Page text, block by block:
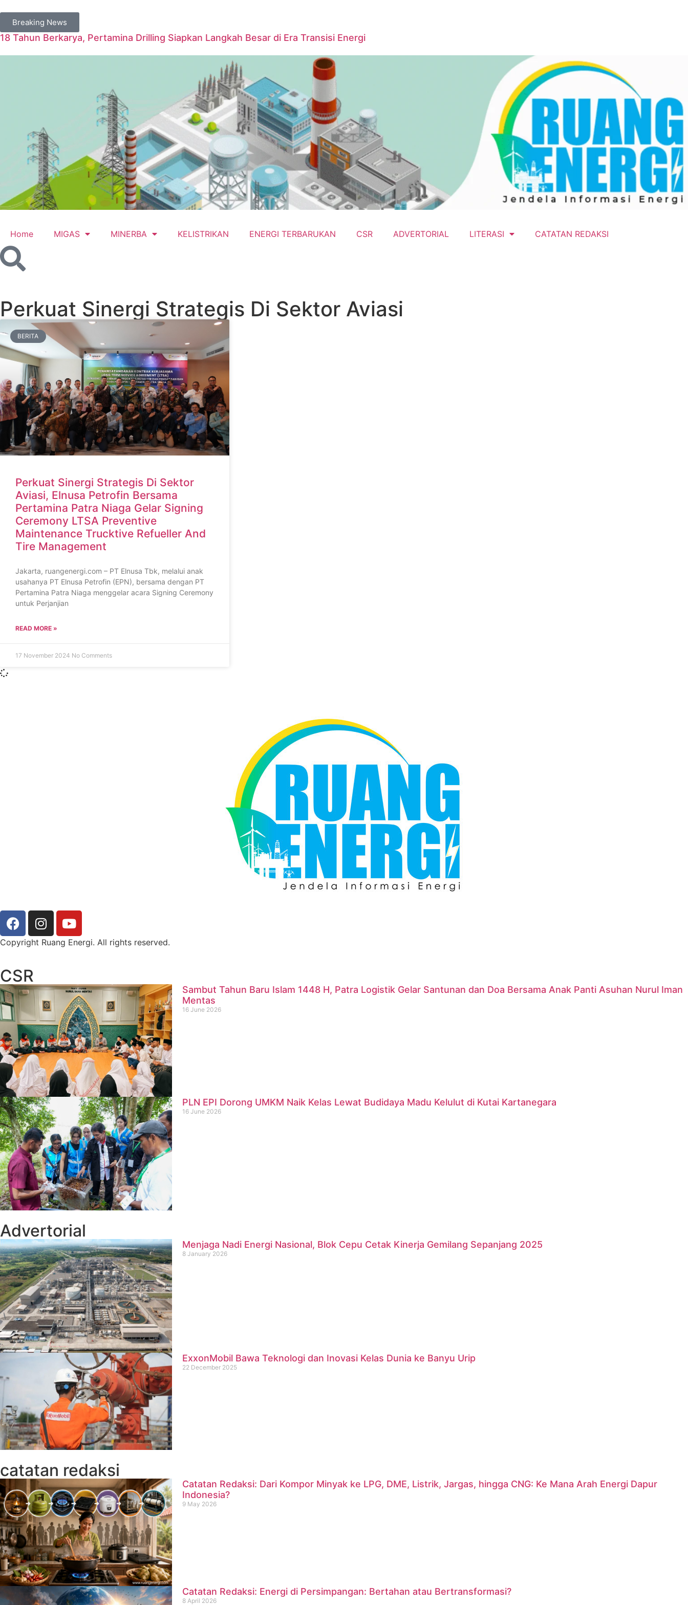
Breaking News
18 Tahun Berkarya, Pertamina Drilling Siapkan Langkah Besar di Era Transisi Energi
Home MIGAS MINERBA KELISTRIKAN ENERGI TERBARUKAN CSR ADVERTORIAL LITERASI CATATAN REDAKSI
Perkuat Sinergi Strategis Di Sektor Aviasi
BERITA
Perkuat Sinergi Strategis Di Sektor
Aviasi, Elnusa Petrofin Bersama
Pertamina Patra Niaga Gelar Signing
Ceremony LTSA Preventive
Maintenance Trucktive Refueller And
Tire Management
Jakarta, ruangenergi.com – PT Elnusa Tbk, melalui anak
usahanya PT Elnusa Petrofin (EPN), bersama dengan PT
Pertamina Patra Niaga menggelar acara Signing Ceremony
untuk Perjanjian
READ MORE »
17 November 2024 No Comments
Copyright Ruang Energi. All rights reserved.
CSR
Sambut Tahun Baru Islam 1448 H, Patra Logistik Gelar Santunan dan Doa Bersama Anak Panti Asuhan Nurul Iman
Mentas
16 June 2026
PLN EPI Dorong UMKM Naik Kelas Lewat Budidaya Madu Kelulut di Kutai Kartanegara
16 June 2026
Advertorial
Menjaga Nadi Energi Nasional, Blok Cepu Cetak Kinerja Gemilang Sepanjang 2025
8 January 2026
ExxonMobil Bawa Teknologi dan Inovasi Kelas Dunia ke Banyu Urip
22 December 2025
catatan redaksi
Catatan Redaksi: Dari Kompor Minyak ke LPG, DME, Listrik, Jargas, hingga CNG: Ke Mana Arah Energi Dapur
Indonesia?
9 May 2026
Catatan Redaksi: Energi di Persimpangan: Bertahan atau Bertransformasi?
8 April 2026